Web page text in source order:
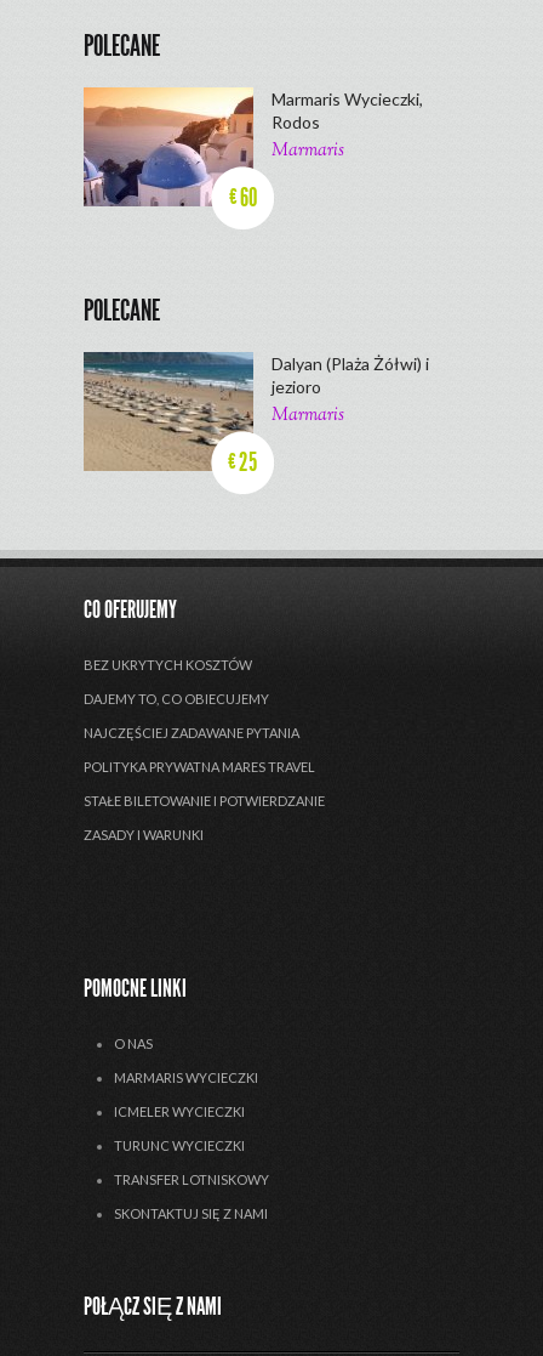
POLECANE
€60
Marmaris Wycieczki,
Rodos
Marmaris
POLECANE
€25
Dalyan (Plaża Żółwi) i
jezioro
Marmaris
CO OFERUJEMY
BEZ UKRYTYCH KOSZTÓW
DAJEMY TO, CO OBIECUJEMY
NAJCZĘŚCIEJ ZADAWANE PYTANIA
POLITYKA PRYWATNA MARES TRAVEL
STAŁE BILETOWANIE I POTWIERDZANIE
ZASADY I WARUNKI
POMOCNE LINKI
O NAS
MARMARIS WYCIECZKI
ICMELER WYCIECZKI
TURUNC WYCIECZKI
TRANSFER LOTNISKOWY
SKONTAKTUJ SIĘ Z NAMI
POŁĄCZ SIĘ Z NAMI